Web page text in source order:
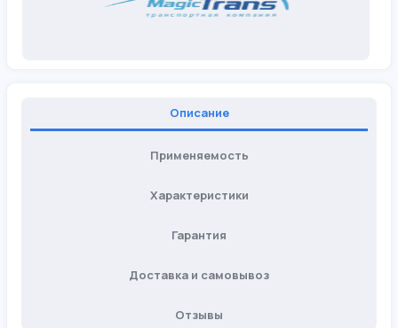
Описание
Применяемость
Характеристики
Гарантия
Доставка и самовывоз
Отзывы